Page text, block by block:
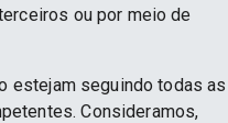
ou por meio de
estejam seguindo todas as
Consideramos,